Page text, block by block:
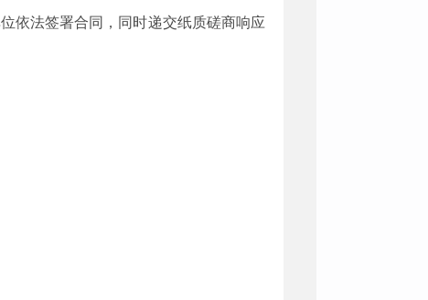
依法签署合同 ，同时递交纸质磋商响应